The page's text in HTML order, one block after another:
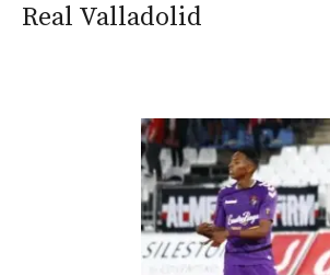
Real Valladolid